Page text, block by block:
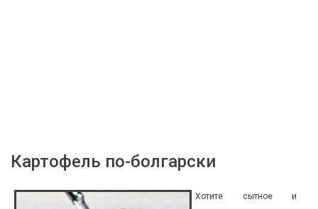
Картофель по-болгарски
Хотите сытное и